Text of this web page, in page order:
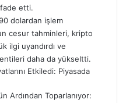
etti.
dolardan işlem
cesur tahminleri, kripto
ilgi uyandırdı ve
daha da yükseltti.
Etkiledi: Piyasada
Ardından Toparlanıyor: